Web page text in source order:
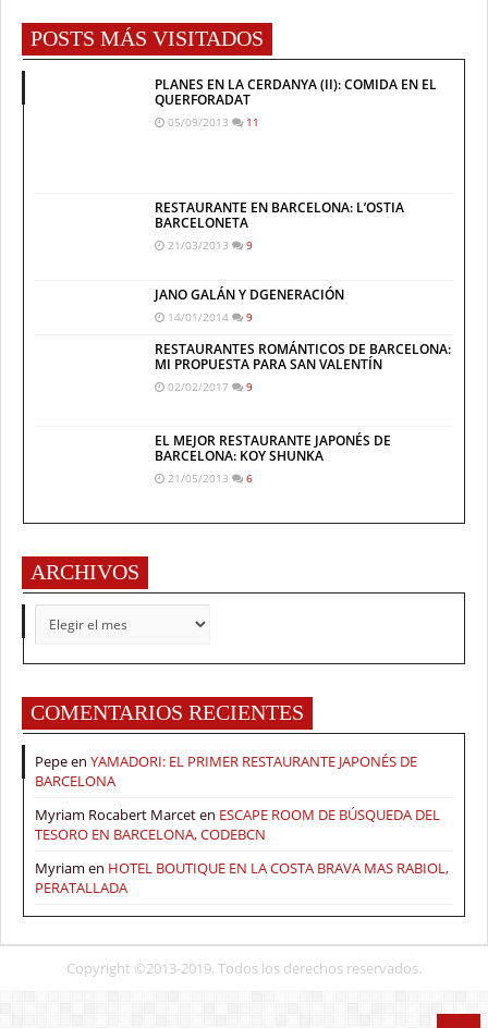
POSTS MÁS VISITADOS
PLANES EN LA CERDANYA (II): COMIDA EN EL
QUERFORADAT
05/09/2013 11
RESTAURANTE EN BARCELONA: L’OSTIA
BARCELONETA
21/03/2013 9
JANO GALÁN Y DGENERACIÓN
14/01/2014 9
RESTAURANTES ROMÁNTICOS DE BARCELONA:
MI PROPUESTA PARA SAN VALENTÍN
02/02/2017 9
EL MEJOR RESTAURANTE JAPONÉS DE
BARCELONA: KOY SHUNKA
21/05/2013 6
ARCHIVOS
ARCHIVOS
COMENTARIOS RECIENTES
Pepeen YAMADORI: EL PRIMER RESTAURANTE JAPONÉS DE
BARCELONA
Myriam Rocabert Marceten ESCAPE ROOM DE BÚSQUEDA DEL
TESORO EN BARCELONA, CODEBCN
Myriam en HOTEL BOUTIQUE EN LA COSTA BRAVA MAS RABIOL,
PERATALLADA
Copyright ©2013-2019. Todos los derechos reservados.